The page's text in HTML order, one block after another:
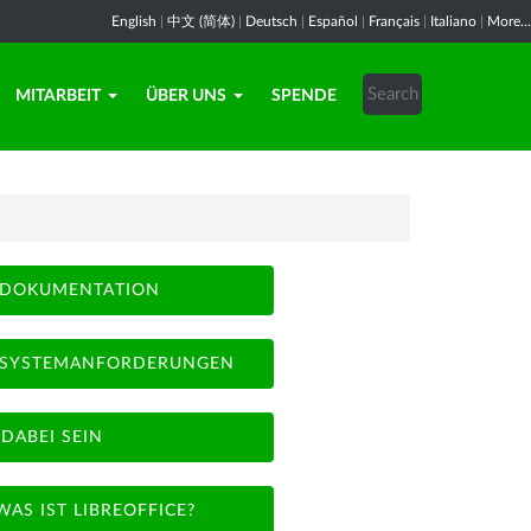
English 中文 (简体) Deutsch Español Français Italiano More...
MITARBEIT ÜBER UNS SPENDE
DOKUMENTATION
SYSTEMANFORDERUNGEN
DABEI SEIN
IST LIBREOFFICE?